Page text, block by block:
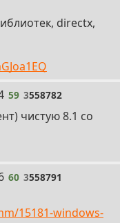
directx,
59 3558782
чистую 8.1 со
60 3558791
15181-windows-